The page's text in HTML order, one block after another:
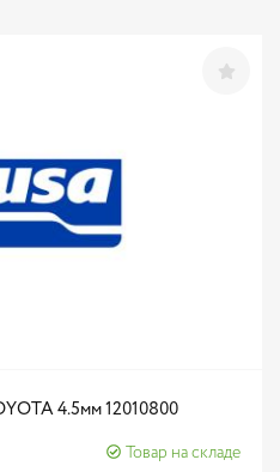
4.5мм 12010800
Товар на складе